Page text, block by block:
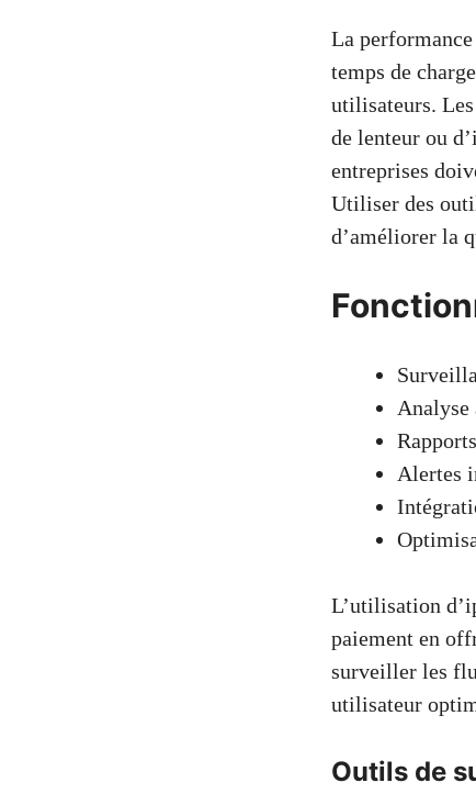
La
temps de
utilisateurs.
de lenteur ou
entreprises
Utiliser des
d’améliorer la
Analyse
Alertes
L’utilisation
paiement en
surveiller les
utilisateur
Outils de